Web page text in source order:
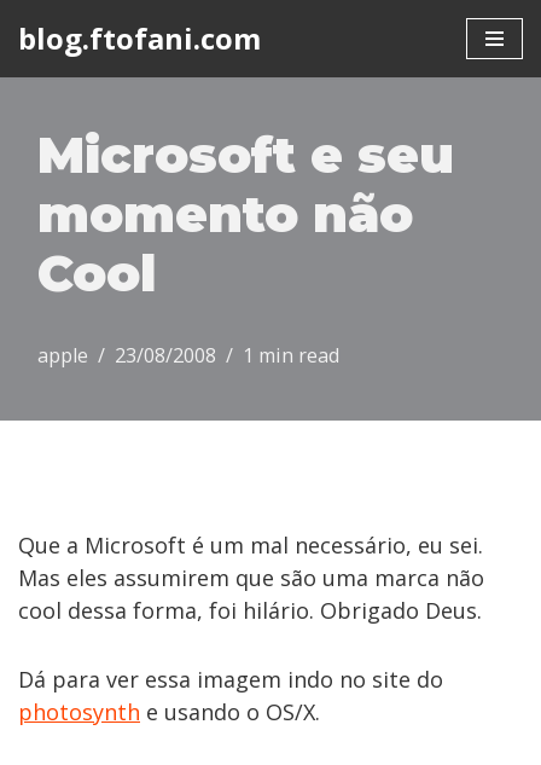
content
blog.ftofani.com
Microsoft e seu
momento não
Cool
apple 23/08/2008 1 min read
Que a Microsoft é um mal necessário, eu sei.
Mas eles assumirem que são uma marca não
cool dessa forma, foi hilário. Obrigado Deus.
Dá para ver essa imagem indo no site do
photosynth e usando o OS/X.